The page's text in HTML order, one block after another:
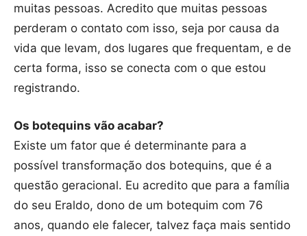
muitas pessoas. Acredito que muitas pessoas
perderam o contato com isso, seja por causa da
vida que levam, dos lugares que frequentam, e de
certa forma, isso se conecta com o que estou
registrando.
Os botequins vão acabar?
Existe um fator que é determinante para a
possível transformação dos botequins, que é a
questão geracional. Eu acredito que para a família
do seu Eraldo, dono de um botequim com 76
anos, quando ele falecer, talvez faça mais sentido